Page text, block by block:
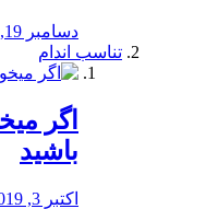
دسامبر 19, 2019
تناسب اندام
اگر
باشید
اکتبر 3, 2019